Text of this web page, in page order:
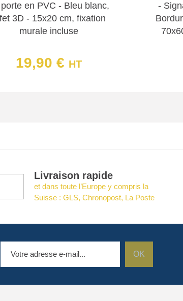
pour correspondre parfaitement à l'identité
en matière de sécurité et
y compris les personnes ayant des
en PVC - Bleu blanc,
3D - 15x20 cm, fixation
murale incluse
Prix
19,90 € HT
-
Livraison rapide
et dans toute l’Europe y compris la
Suisse : GLS, Chronopost, La Poste